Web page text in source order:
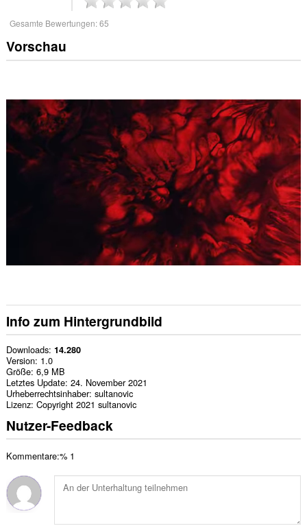
Gesamte Bewertungen:65
Vorschau
Info zum Hintergrundbild
Downloads 14.280
Version 1.0
Größe 6,9 MB
Letztes Update 24. November 2021
Urheberrechtsinhaber sultanovic
Lizenz Copyright 2021 sultanovic
Nutzer-Feedback
Kommentare:% 1